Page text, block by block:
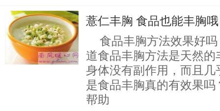
薏仁丰胸 食品也能丰胸
食品丰胸方法效果好
道食品丰胸方法是天然
身体没有副作用，而且
是食品丰胸真的有效果
帮助